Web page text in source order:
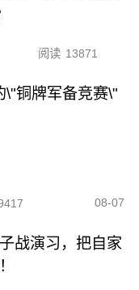
阅读 13871
\"铜牌军备竞赛\"
08-07
战演习，把自家